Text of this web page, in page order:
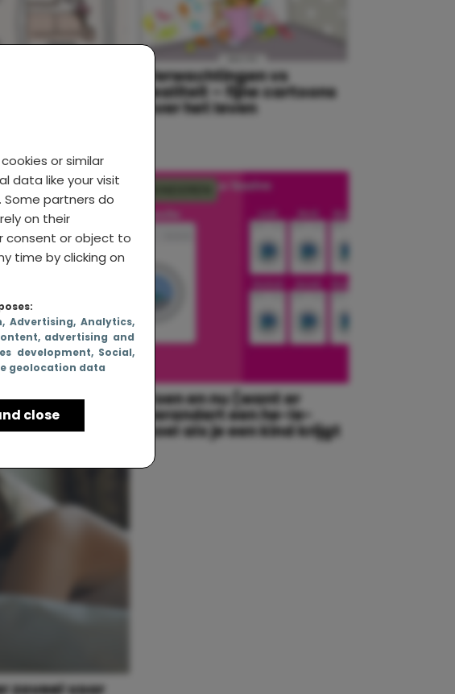
or similar
data like your visit
Some partners do
on their
consent or object to
time by clicking on
, Advertising, Analytics,
advertising and
development, Social,
geolocation data
close
het
een
Verwachtingen vs
realiteit – fijne cartoons
over het leven
ik besta (Ja, Toen en nu (want er
verandert een he-le-
boel als je een kind krijgt
zoveel voor